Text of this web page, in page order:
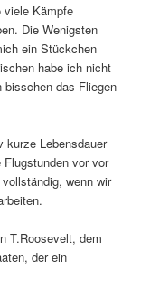
viele Kämpfe
Die Wenigsten
ein Stückchen
habe ich nicht
bisschen das Fliegen
kurze Lebensdauer
vor vor
wenn wir
T.Roosevelt, dem
der ein